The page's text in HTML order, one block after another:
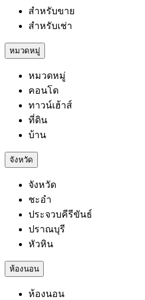
สำหรับขาย
สำหรับเช่า
หมวดหมู่
หมวดหมู่
คอนโด
ทาวน์เฮ้าส์
ที่ดิน
บ้าน
จังหวัด
จังหวัด
ชะอำ
ประจวบคีรีขันธ์
ปราณบุรี
หัวหิน
ห้องนอน
ห้องนอน